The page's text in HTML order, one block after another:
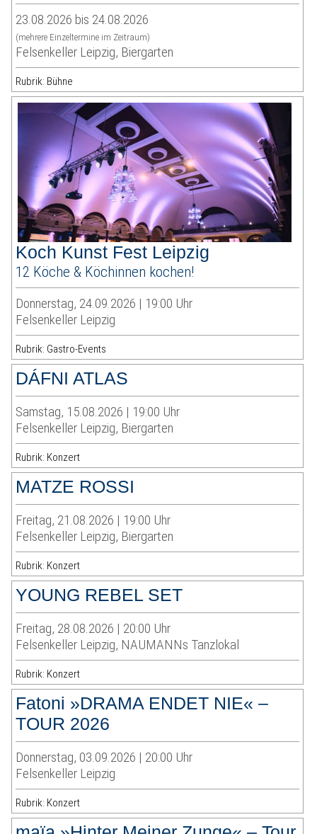
23.08.2026 bis 24.08.2026
(mehrere Einzeltermine im Zeitraum)
Felsenkeller Leipzig, Biergarten
Rubrik: Bühne
Koch Kunst Fest Leipzig
12 Köche & Köchinnen kochen!
Donnerstag, 24.09.2026 | 19:00 Uhr
Felsenkeller Leipzig
Rubrik: Gastro-Events
DÁFNI ATLAS
Samstag, 15.08.2026 | 19:00 Uhr
Felsenkeller Leipzig, Biergarten
Rubrik: Konzert
MATZE ROSSI
Freitag, 21.08.2026 | 19:00 Uhr
Felsenkeller Leipzig, Biergarten
Rubrik: Konzert
YOUNG REBEL SET
Freitag, 28.08.2026 | 20:00 Uhr
Felsenkeller Leipzig, NAUMANNs Tanzlokal
Rubrik: Konzert
Fatoni »DRAMA ENDET NIE« –
TOUR 2026
Donnerstag, 03.09.2026 | 20:00 Uhr
Felsenkeller Leipzig
Rubrik: Konzert